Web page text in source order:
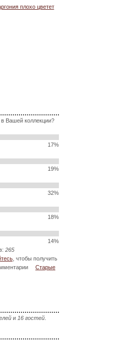
плохо цветет
в Вашей коллекции?
17%
19%
32%
18%
14%
265
, чтобы получить
Старые
и 16 гостей